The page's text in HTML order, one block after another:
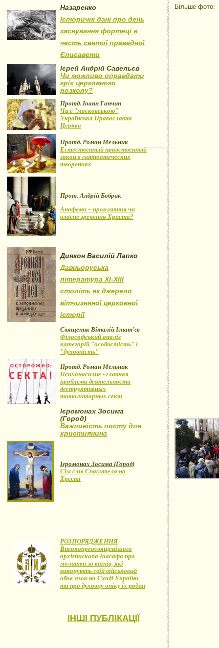
Назаренко
Історичні дані про день
заснування фортеці в
честь святої праведної
Єлисавети
Ієрей Андрій Савельєв
Чи можливо оправдати
гріх церковного
розколу?
Протд. Іоанн Ганчин
Чи є "московською"
Українська Православна
Церква
Протд. Роман Мельник
Естественный нравственный
закон в святоотеческих
творениях
Прот. Андрій Бобрик
Анафема – прокляття чи
власне зречення Христа?
Диякон Василій Лапко
Давньоруська
література XI-XIII
століть як джерело
вітчизняної церковної
історії
Священик Віталій Ігнат’єв
Філософський аналіз
категорій "особистість" і
"духовність"
Протд. Роман Мельник
Психонасилие - главная
проблема деятельности
деструктивных
тоталитарных сект
Ієромонах Зосима
(Город)
Важливість посту для
християнина
Ієромонах Зосима (Город)
Сім слів Спасителя на
Хресті
РОЗПОРЯДЖЕННЯ
Високопреосвященішого
архієпископа Іоасафа про
молитви за воїнів, які
виконують свій військовий
обов'язок на Сході України
та про духовну опіку їх родин
ІНШІ ПУБЛІКАЦІЇ
Більше фото: